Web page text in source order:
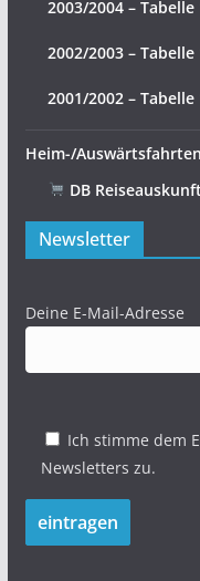
2003/2004 – Tabelle
2002/2003 – Tabelle
2001/2002 – Tabelle
Heim-/Auswärtsfahrten
DB Reiseauskunft
Newsletter
Deine E-Mail-Adresse
Ich stimme dem
Newsletters zu.